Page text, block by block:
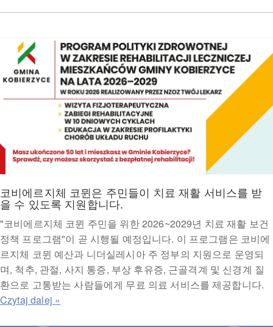
코비에르지체 코뮌은 주민들이 치료 재활 서비스를 받
을 수 있도록 지원합니다.
"코비에르지체 코뮌 주민을 위한 2026~2029년 치료 재활 보건
정책 프로그램"이 곧 시행될 예정입니다. 이 프로그램은 코비에
르지체 코뮌 예산과 니더실레시아 주 정부의 지원으로 운영되
며, 척추, 관절, 사지 통증, 부상 후유증, 근골격계 및 신경계 질
환으로 고통받는 사람들에게 무료 의료 서비스를 제공합니다.